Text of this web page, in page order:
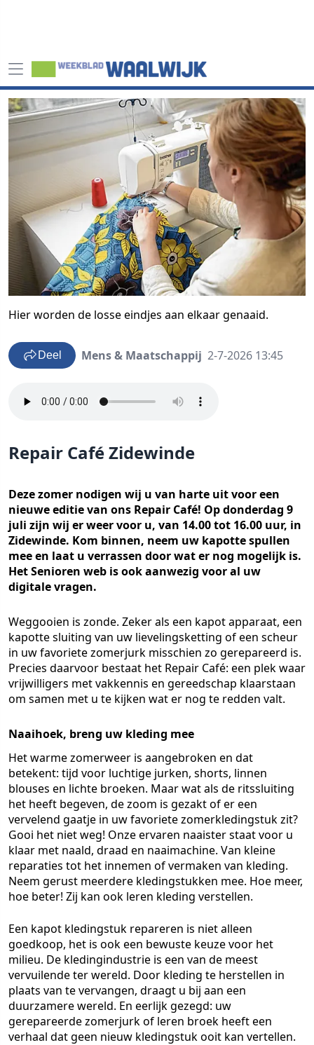
Hier worden de losse eindjes aan elkaar genaaid.
Deel Mens & Maatschappij 2-7-2026 13:45
Repair Café Zidewinde
Deze zomer nodigen wij u van harte uit voor een
nieuwe editie van ons Repair Café! Op donderdag 9
juli zijn wij er weer voor u, van 14.00 tot 16.00 uur, in
Zidewinde. Kom binnen, neem uw kapotte spullen
mee en laat u verrassen door wat er nog mogelijk is.
Het Senioren web is ook aanwezig voor al uw
digitale vragen.
Weggooien is zonde. Zeker als een kapot apparaat, een
kapotte sluiting van uw lievelingsketting of een scheur
in uw favoriete zomerjurk misschien zo gerepareerd is.
Precies daarvoor bestaat het Repair Café: een plek waar
vrijwilligers met vakkennis en gereedschap klaarstaan
om samen met u te kijken wat er nog te redden valt.
Naaihoek, breng uw kleding mee
Het warme zomerweer is aangebroken en dat
betekent: tijd voor luchtige jurken, shorts, linnen
blouses en lichte broeken. Maar wat als de ritssluiting
het heeft begeven, de zoom is gezakt of er een
vervelend gaatje in uw favoriete zomerkledingstuk zit?
Gooi het niet weg! Onze ervaren naaister staat voor u
klaar met naald, draad en naaimachine. Van kleine
reparaties tot het innemen of vermaken van kleding.
Neem gerust meerdere kledingstukken mee. Hoe meer,
hoe beter! Zij kan ook leren kleding verstellen.
Een kapot kledingstuk repareren is niet alleen
goedkoop, het is ook een bewuste keuze voor het
milieu. De kledingindustrie is een van de meest
vervuilende ter wereld. Door kleding te herstellen in
plaats van te vervangen, draagt u bij aan een
duurzamere wereld. En eerlijk gezegd: uw
gerepareerde zomerjurk of leren broek heeft een
verhaal dat geen nieuw kledingstuk ooit kan vertellen.